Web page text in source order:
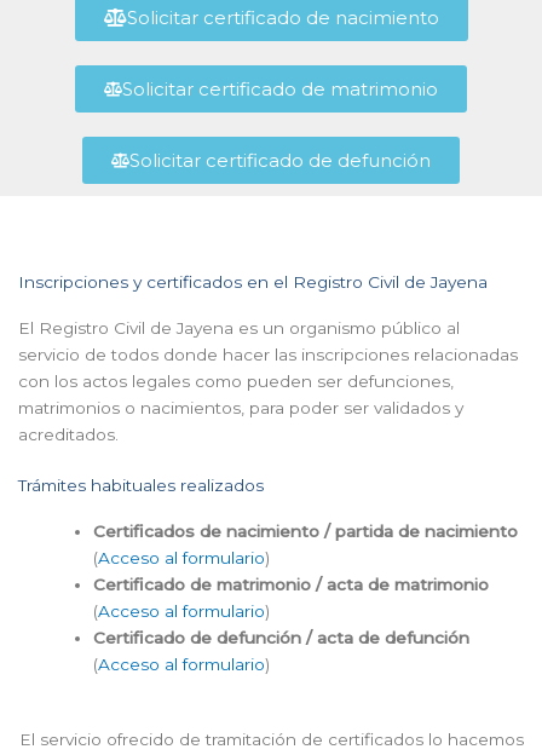
Solicitar certificado de nacimiento
Solicitar certificado de matrimonio
Solicitar certificado de defunción
Inscripciones y certificados en el Registro Civil de Jayena
El Registro Civil de Jayena es un organismo público al
servicio de todos donde hacer las inscripciones relacionadas
con los actos legales como pueden ser defunciones,
matrimonios o nacimientos, para poder ser validados y
acreditados.
Trámites habituales realizados
Certificados de nacimiento / partida de nacimiento
(Acceso al formulario)
Certificado de matrimonio / acta de matrimonio
(Acceso al formulario)
Certificado de defunción / acta de defunción
(Acceso al formulario)
El servicio ofrecido de tramitación de certificados lo hacemos